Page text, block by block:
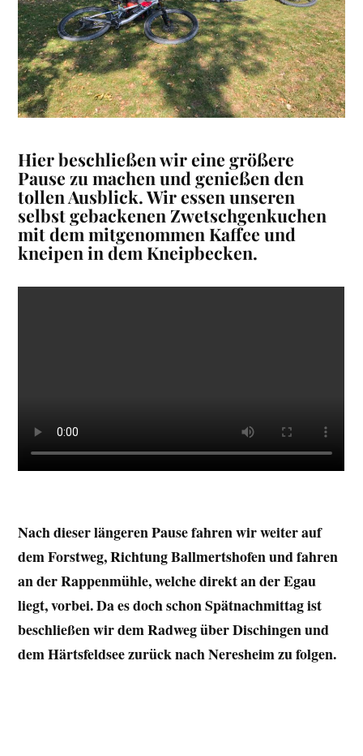
Hier beschließen wir eine größere
Pause zu machen und genießen den
tollen Ausblick. Wir essen unseren
selbst gebackenen Zwetschgenkuchen
mit dem mitgenommen Kaffee und
kneipen in dem Kneipbecken.
Nach dieser längeren Pause fahren wir weiter auf
dem Forstweg, Richtung Ballmertshofen und fahren
an der Rappenmühle, welche direkt an der Egau
liegt, vorbei. Da es doch schon Spätnachmittag ist
beschließen wir dem Radweg über Dischingen und
dem Härtsfeldsee zurück nach Neresheim zu folgen.